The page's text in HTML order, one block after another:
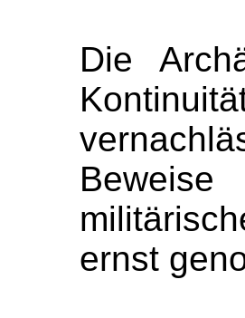
Die
ernst